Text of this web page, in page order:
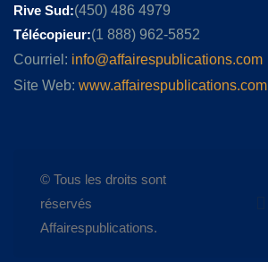
Rive Sud:(450) 486 4979
Télécopieur:(1 888) 962-5852
Courriel: info@affairespublications.com
Site Web: www.affairespublications.com
© Tous les droits sont
réservés
Affairespublications.